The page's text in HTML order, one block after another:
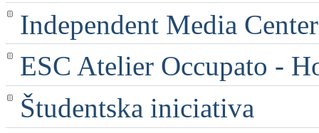
Independent Media
ESC Atelier Occupato -
Študentska iniciativa